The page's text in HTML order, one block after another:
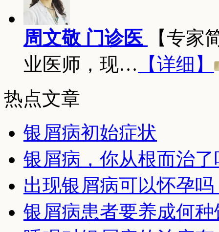
周文敬 门诊医
【专家
业医师，现… 【详细】
热点文章
银屑病初始症状
银屑病，你从根而治了
出现银屑病可以怀孕吗
银屑病患者要养成何